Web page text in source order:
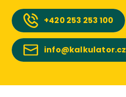
+420 253 253 100
info@kalkulator.cz